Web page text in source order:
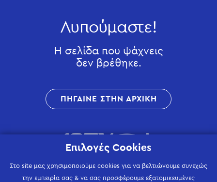
Λυπούμαστε!
Η σελίδα που ψάχνεις
δεν βρέθηκε.
ΠΗΓΑΙΝΕ ΣΤΗΝ ΑΡΧΙΚΗ
Επιλογές Cookies
Στο site μας χρησιμοποιούμε cookies για να βελτιώνουμε συνεχώς
την εμπειρία σας & να σας προσφέρουμε εξατομικευμένες